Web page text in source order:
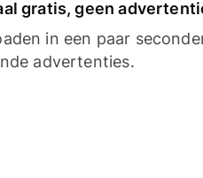
gratis, geen
in een paar
advertenties.